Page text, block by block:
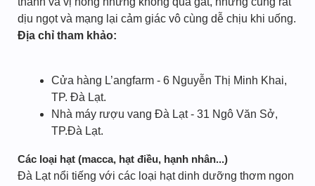
dịu ngọt và mạng lại cảm giác vô cùng dễ chịu khi uống.
Địa chỉ tham khảo:
Cửa hàng L’angfarm - 6 Nguyễn Thị Minh Khai,
TP. Đà Lạt.
Nhà máy rượu vang Đà Lạt - 31 Ngô Văn Sở,
TP.Đà Lạt.
Các loại hạt (macca, hạt điều, hạnh nhân...)
Đà Lạt nổi tiếng với các loại hạt dinh dưỡng thơm ngon